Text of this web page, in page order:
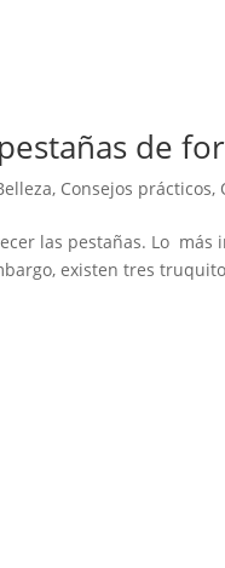
de
, Consejos prácticos,
las pestañas. Lo
existen tres